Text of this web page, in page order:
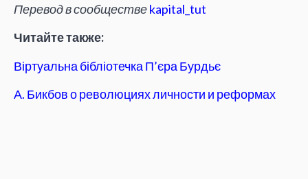
Перевод в сообществеkapital_tut
Читайте также:
Віртуальна бібліотечка П’єра Бурдьє
А. Бикбов о революциях личности и реформах